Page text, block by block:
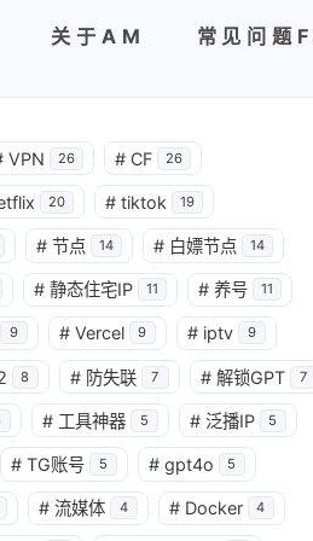
关于AM 常见问题
VPN 26 # CF 26
20 # tiktok 19
# 节点 14 # 白嫖节点 14
# 静态住宅IP 11 # 养号 11
9 # Vercel 9 # iptv 9
8 # 防失联 7 # 解锁GPT 7
# 工具神器 5 # 泛播IP 5
# TG账号 5 # gpt4o 5
# 流媒体 4 # Docker 4